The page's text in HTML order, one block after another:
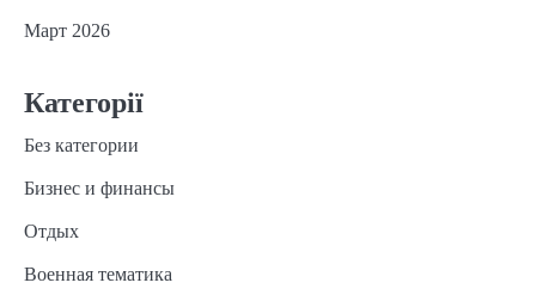
Март 2026
Категорії
Без категории
Бизнес и финансы
Отдых
Военная тематика